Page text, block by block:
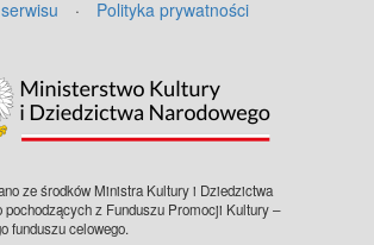
serwisu
· Polityka prywatności
ze środków Ministra Kultury i Dziedzictwa
pochodzących z Funduszu Promocji Kultury –
funduszu celowego.